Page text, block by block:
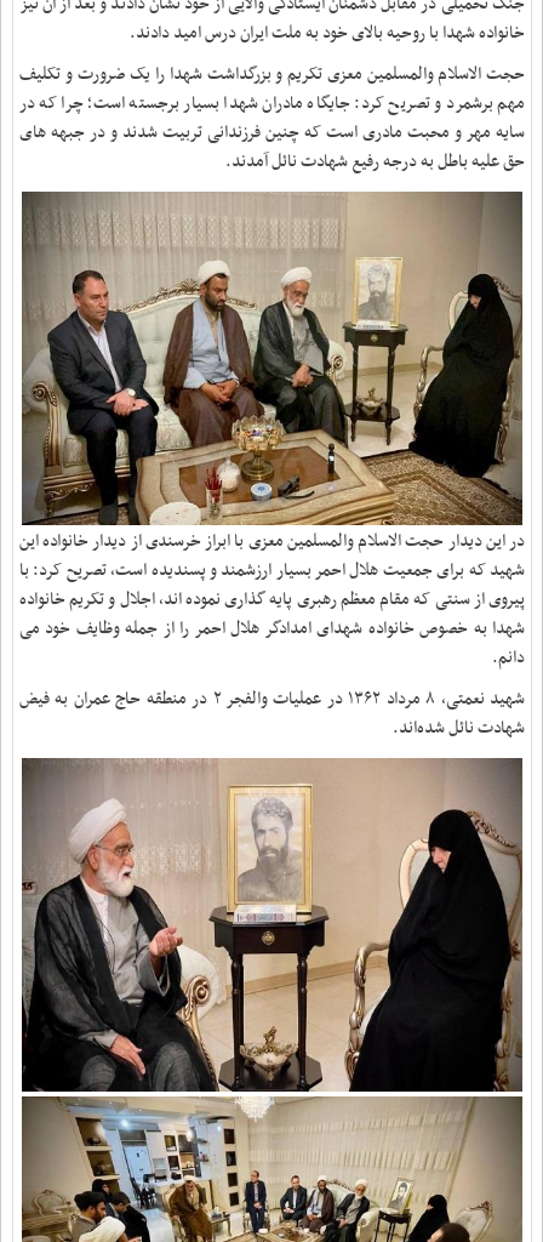
خانواده شهدا با روحیه بالای خود به ملت ایران درس امید دادند.
حجت الاسلام والمسلمین معزی تکریم و بزرگداشت شهدا را یک ضرورت و تکلیف
مهم برشمرد و تصریح کرد: جایگاه مادران شهدا بسیار برجسته است؛ چرا که در
سایه مهر و محبت مادری است که چنین فرزندانی تربیت شدند و در جبهه های
حق علیه باطل به درجه رفیع شهادت نائل آمدند.
در این دیدار حجت الاسلام والمسلمین معزی با ابراز خرسندی از دیدار خانواده این
شهید که برای جمعیت هلال احمر بسیار ارزشمند و پسندیده است، تصریح کرد: با
پیروی از سنتی که مقام معظم رهبری پایه گذاری نموده اند، اجلال و تکریم خانواده
شهدا به خصوص خانواده شهدای امدادگر هلال احمر را از جمله وظایف خود می
دانم.
شهید نعمتی، ۸ مرداد ۱۳۶۲ در عملیات والفجر ۲ در منطقه حاج عمران به فیض
شهادت نائل شده‌اند.